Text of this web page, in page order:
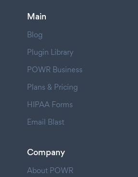
Main
Blog
Plugin Library
POWR Business
Plans & Pricing
HIPAA Forms
Email Blast
Company
About POWR